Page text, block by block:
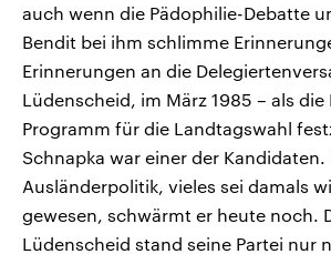
auch wenn die Pädophilie-Debatte
Bendit bei ihm schlimme
Erinnerungen an die
Lüdenscheid, im März 1985 – als die
Programm für die Landtagswahl
Schnapka war einer der Kandidaten.
Ausländerpolitik, vieles sei damals
gewesen, schwärmt er heute noch.
Lüdenscheid stand seine Partei nur